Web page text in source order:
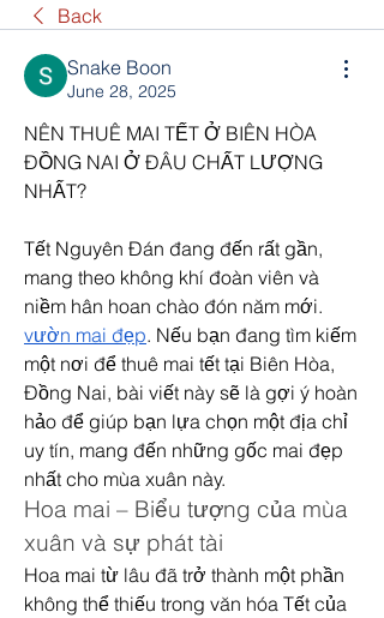
Back
Snake Boon
June 28, 2025
NÊN THUÊ MAI TẾT Ở BIÊN HÒA
ĐỒNG NAI Ở ĐÂU CHẤT LƯỢNG
NHẤT?
Tết Nguyên Đán đang đến rất gần,
mang theo không khí đoàn viên và
vườn mai đẹp. Nếu bạn đang tìm kiếm
một nơi để thuê mai tết tại Biên Hòa,
Đồng Nai, bài viết này sẽ là gợi ý hoàn
hảo để giúp bạn lựa chọn một địa chỉ
uy tín, mang đến những gốc mai đẹp
nhất cho mùa xuân này.
Hoa mai – Biểu tượng của mùa
xuân và sự phát tài
Hoa mai từ lâu đã trở thành một phần
không thể thiếu trong văn hóa Tết của